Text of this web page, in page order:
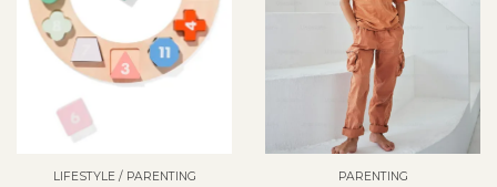
LIFESTYLE/ PARENTING PARENTING